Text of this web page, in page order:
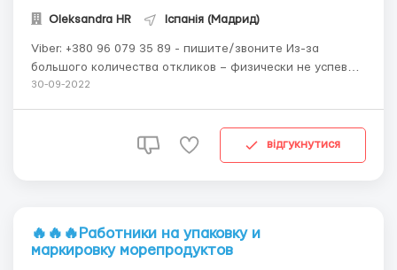
Oleksandra HR Іспанія (Мадрид)
Viber: +380 96 079 35 89 - пишите/звоните Из-за
большого количества откликов – физически не успеваю
ответить на сайте, поэтому связывайтесь через 🔥🔥🔥
на отсутствие повреждений; Упако...
30-09-2022
відгукнутися
🔥🔥🔥Работники на упаковку и
маркировку морепродуктов